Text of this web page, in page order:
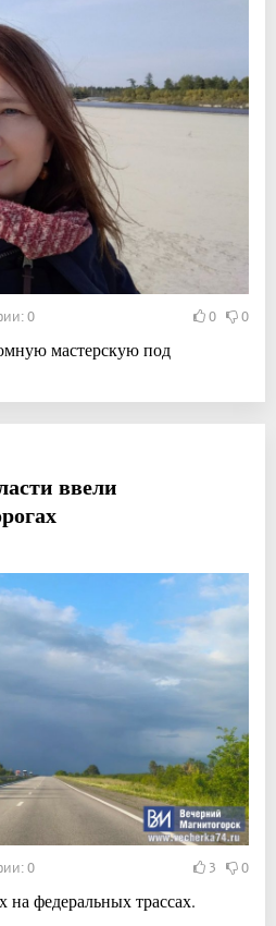
0 0 0
мастерскую под
ввели
0 3 0
на федеральных трассах.